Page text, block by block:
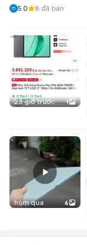
5.0 8 đã bán
23 giờ trước 1
hôm qua 6